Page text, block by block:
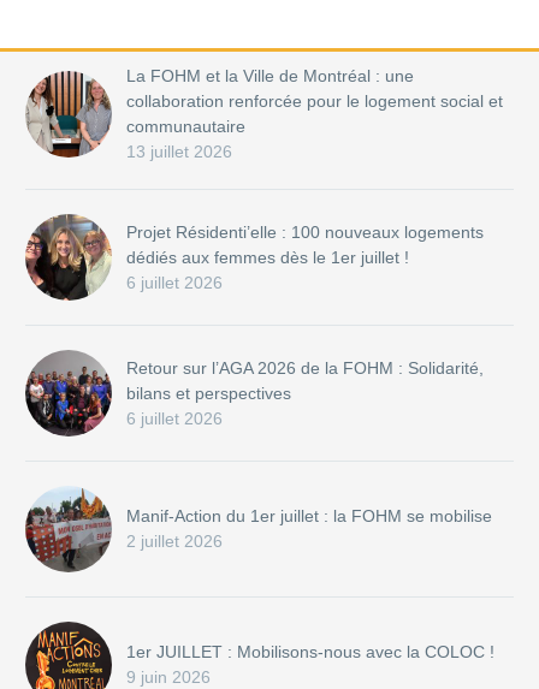
La FOHM et la Ville de Montréal : une
collaboration renforcée pour le logement social et
communautaire
13 juillet 2026
Projet Résidenti’elle : 100 nouveaux logements
dédiés aux femmes dès le 1er juillet !
6 juillet 2026
Retour sur l’AGA 2026 de la FOHM : Solidarité,
bilans et perspectives
6 juillet 2026
Manif-Action du 1er juillet : la FOHM se mobilise
2 juillet 2026
1er JUILLET : Mobilisons-nous avec la COLOC !
9 juin 2026